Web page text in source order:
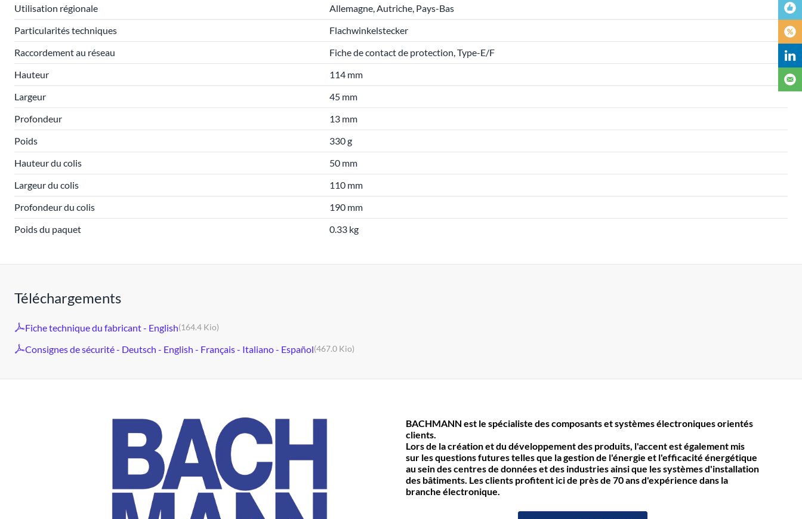
Utilisation régionale
Allemagne, Autriche, Pays-Bas
Particularités techniques
Flachwinkelstecker
Raccordement au réseau
Fiche de contact de protection, Type-E/F
Hauteur
114 mm
Largeur
45 mm
Profondeur
13 mm
Poids
330 g
Hauteur du colis
50 mm
Largeur du colis
110 mm
Profondeur du colis
190 mm
Poids du paquet
0.33 kg
Téléchargements
Fiche technique du fabricant - English(164.4 Kio)
Consignes de sécurité - Deutsch - English - Français - Italiano - Español(467.0 Kio)
BACHMANN est le spécialiste des composants et systèmes électroniques orientés
clients.
Lors de la création et du développement des produits, l'accent est également mis
sur les questions futures telles que la gestion de l'énergie et l'efficacité énergétique
au sein des centres de données et des industries ainsi que les systèmes d'installation
des bâtiments. Les clients profitent ici de près de 70 ans d'expérience dans la
branche électronique.